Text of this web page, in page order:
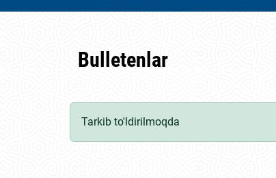
Bulletenlar
Tarkib to'ldirilmoqda